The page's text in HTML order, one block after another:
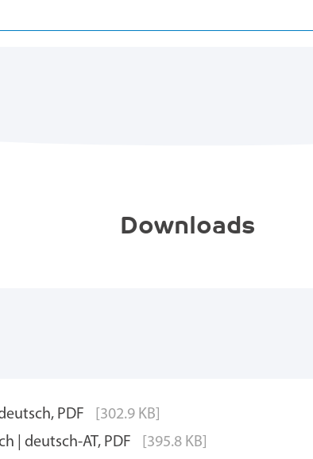
Downloads
PDF
[302.9 KB]
| deutsch-AT, PDF
[395.8 KB]